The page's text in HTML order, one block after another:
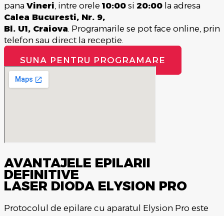
pana Vineri, intre orele 10:00 si 20:00 la adresa
Calea Bucuresti, Nr. 9,
Bl. U1, Craiova. Programarile se pot face online, prin
telefon sau direct la receptie.
SUNA PENTRU PROGRAMARE
AVANTAJELE EPILARII
DEFINITIVE
LASER DIODA ELYSION PRO
Protocolul de epilare cu aparatul Elysion Pro este